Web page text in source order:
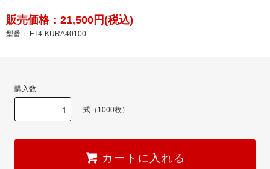
販売価格：21,500円(税込)
型番： FT4-KURA40100
購入数
式（1000枚）
カートに入れる